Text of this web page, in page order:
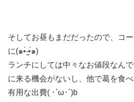
そしてお昼もまだだったので、コ
に(๑•̀‧̫•́๑)
ランチにしては中々なお値段なん
に来る機会がないし、他で葛を食
有用な出費( ･`ω･´)b